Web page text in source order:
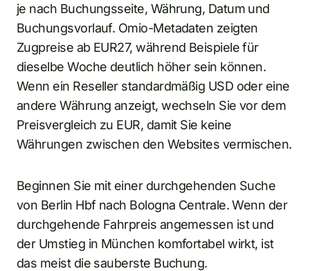
je nach Buchungsseite, Währung, Datum und
Buchungsvorlauf. Omio-Metadaten zeigten
Zugpreise ab EUR27, während Beispiele für
dieselbe Woche deutlich höher sein können.
Wenn ein Reseller standardmäßig USD oder eine
andere Währung anzeigt, wechseln Sie vor dem
Preisvergleich zu EUR, damit Sie keine
Währungen zwischen den Websites vermischen.
Beginnen Sie mit einer durchgehenden Suche
von Berlin Hbf nach Bologna Centrale. Wenn der
durchgehende Fahrpreis angemessen ist und
der Umstieg in München komfortabel wirkt, ist
das meist die sauberste Buchung.